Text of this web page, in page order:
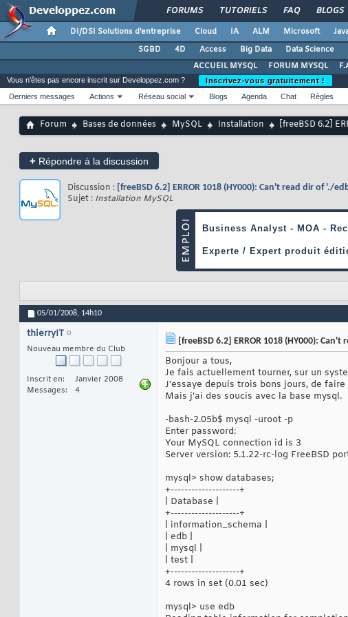
FORUMS TUTORIELS FAQ BLOGS
DI/DSI Solutions d'entreprise Cloud IA ALM Microsoft
SGBD
4D Access Big Data Data Science
ACCUEIL MYSQL
FORUM MYSQL
Vous n'êtes pas encore inscrit sur Developpez.com ?
Inscrivez-vous gratuitement !
Derniers messages
Actions Réseau social Blogs Agenda Chat Règles
Forum Bases de données MySQL Installation [freeBSD 6.2]
+ Répondre à la discussion
Discussion : [freeBSD 6.2] ERROR 1018 (HY000): Can't read dir of './
Sujet : Installation MySQL
05/01/2008, 14h10
thierryIT
Nouveau membre du Club
Inscrit en
Janvier 2008
Messages
4
[freeBSD 6.2] ERROR 1018 (HY000):
Bonjour a tous,
Je fais actuellement tourner, sur un
J'essaye depuis trois bons jours, de
Mais j'ai des soucis avec la base mysql.
-bash-2.05b$ mysql -uroot -p
Enter password:
Your MySQL connection id is 3
Server version: 5.1.22-rc-log FreeBSD
mysql> show databases;
+--------------------+
| Database |
+--------------------+
| information_schema |
| edb |
| mysql |
| test |
+--------------------+
4 rows in set (0.01 sec)
mysql> use edb